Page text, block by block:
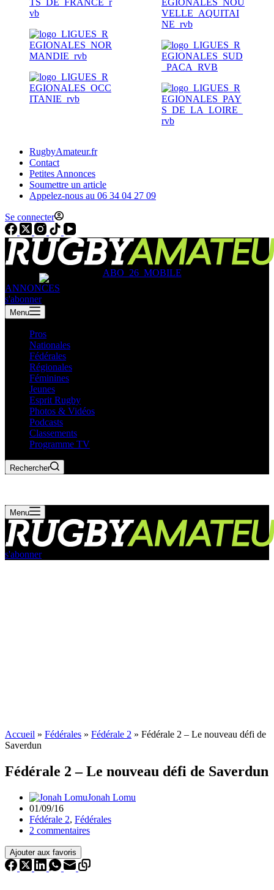
RugbyAmateur.fr
Contact
Petites Annonces
Soumettre un article
Appelez-nous au 06 34 04 27 09
Se connecter
ANNONCES
s'abonner
Menu
Pros
Nationales
Fédérales
Régionales
Féminines
Jeunes
Esprit Rugby
Photos & Vidéos
Podcasts
Classements
Programme TV
Rechercher
Menu
s'abonner
Accueil » Fédérales » Fédérale 2 » Fédérale 2 – Le nouveau défi de
Saverdun
Fédérale 2 – Le nouveau défi de Saverdun
Jonah Lomu
01/09/16
Fédérale 2, Fédérales
2 commentaires
Ajouter aux favoris